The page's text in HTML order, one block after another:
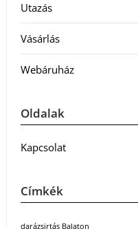
Utazás
Vásárlás
Webáruház
Oldalak
Kapcsolat
Címkék
darázsirtás Balaton